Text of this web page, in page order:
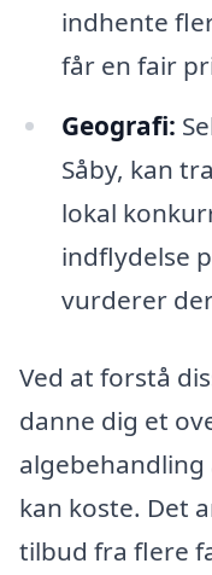
indhente
får en fair
Geografi:
Såby, kan
lokal
indflydelse
vurderer
Ved at forstå
danne dig et
algebehandling
kan koste. Det
tilbud fra flere